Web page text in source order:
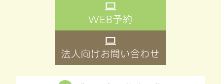
WEB予約
法人向けお問い合わせ